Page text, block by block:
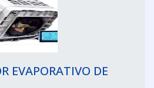
EVAPORATIVO DE